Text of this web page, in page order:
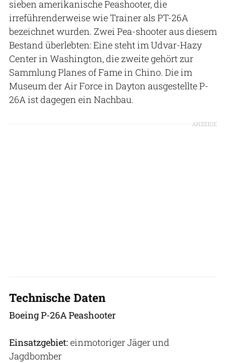
sieben amerikanische Peashooter, die
irreführenderweise wie Trainer als PT-26A
bezeichnet wurden. Zwei Pea-shooter aus diesem
Bestand überlebten: Eine steht im Udvar-Hazy
Center in Washington, die zweite gehört zur
Sammlung Planes of Fame in Chino. Die im
Museum der Air Force in Dayton ausgestellte P-
26A ist dagegen ein Nachbau.
ANZEIGE
Technische Daten
Boeing P-26A Peashooter
Einsatzgebiet: einmotoriger Jäger und
Jagdbomber